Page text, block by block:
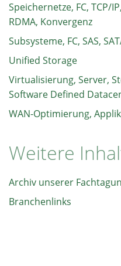
Speichernetze, FC, TCP/
RDMA, Konvergenz
Subsysteme, FC, SAS,
Unified Storage
Virtualisierung, Server,
Software Defined
WAN-Optimierung,
Weitere
Archiv unserer
Branchenlinks